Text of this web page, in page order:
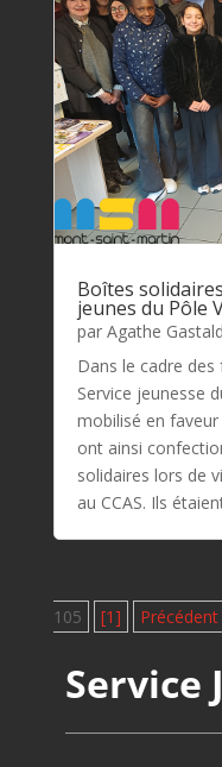
Boîtes
jeunes du Pôle
par Agathe
Dans le cadre
Service jeunesse
mobilisé en
ont ainsi
solidaires lors de
au CCAS. Ils
105
[1] Précédent
Service